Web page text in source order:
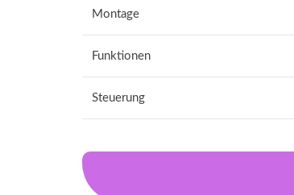
Montage
Funktionen
Steuerung